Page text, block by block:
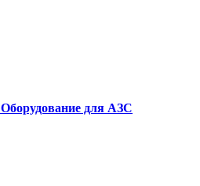
Оборудование для АЗС